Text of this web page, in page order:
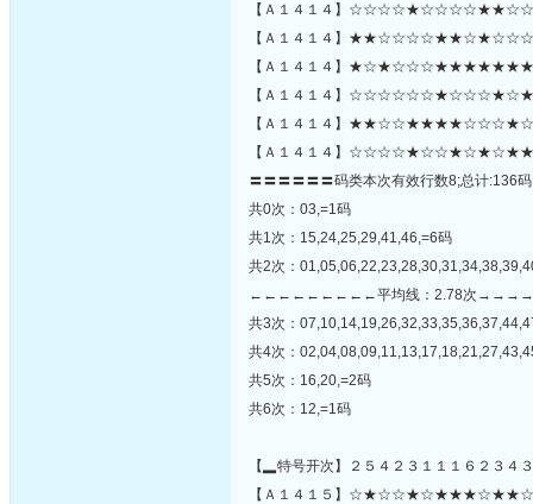
【Ａ１４１４】
【Ａ１４１４】
【Ａ１４１４】
【Ａ１４１４】
【Ａ１４１４】
【Ａ１４１４】
〓〓〓〓〓〓码类本次有效行数8;总计:136
共0次：03,=1码
共1次：15,24,25,29,41,46,=6码
共2次：
←←←←←←←←←平均线：2.78次
共3次：
共4次：
共5次：16,20,=2码
共6次：12,=1码
【▂特号开次】２５４２３１１１６２３４
【Ａ１４１５】